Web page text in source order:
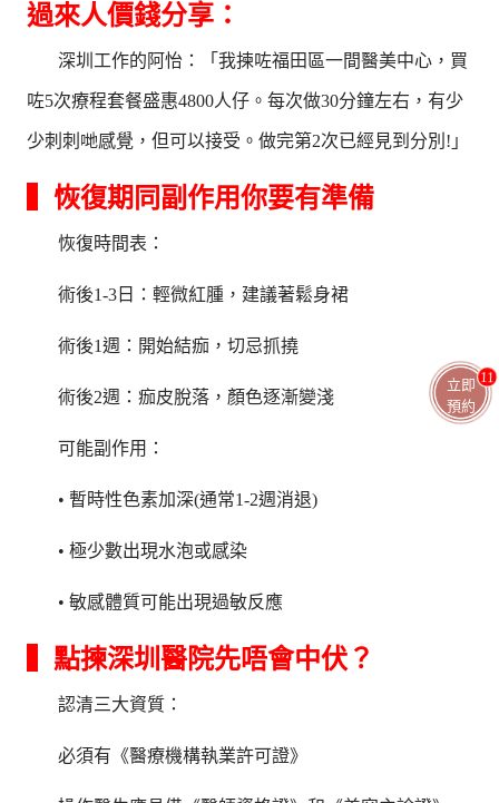
過來人價錢分享：
深圳工作的阿怡：「我揀咗福田區一間醫美中心，買
咗5次療程套餐盛惠4800人仔。每次做30分鐘左右，有少
少刺刺哋感覺，但可以接受。做完第2次已經見到分別!」
▍恢復期同副作用你要有準備
恢復時間表：
術後1-3日：輕微紅腫，建議著鬆身裙
術後1週：開始結痂，切忌抓撓
術後2週：痂皮脫落，顏色逐漸變淺
可能副作用：
• 暫時性色素加深(通常1-2週消退)
• 極少數出現水泡或感染
• 敏感體質可能出現過敏反應
▍點揀深圳醫院先唔會中伏？
認清三大資質：
必須有《醫療機構執業許可證》
立即
預約
11